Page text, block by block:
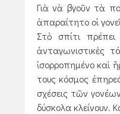
Γιὰ νὰ βγοῦν τὰ
ἀπαραίτητο οἱ
Στὸ σπίτι πρέπει
ἀνταγωνιστικὲς
ἰσορροπημένο καὶ
τους κόσμος
σχέσεις τῶν
δύσκολα κλείνουν.